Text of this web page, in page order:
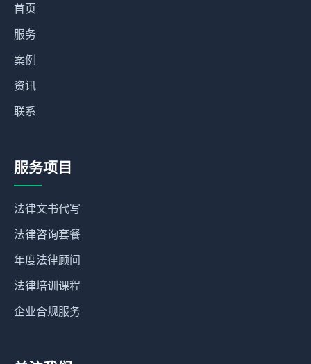
首页
服务
案例
资讯
联系
服务项目
法律文书代写
法律咨询套餐
年度法律顾问
法律培训课程
企业合规服务